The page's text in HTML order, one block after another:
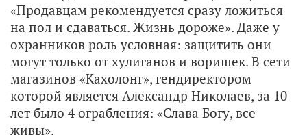
«Продавцам рекомендуется сразу ложиться
на пол и сдаваться. Жизнь дороже». Даже у
охранников роль условная: защитить они
могут только от хулиганов и воришек. В сети
магазинов «Кахолонг», гендиректором
которой является Александр Николаев, за 10
лет было 4 ограбления: «Слава Богу, все
живы».